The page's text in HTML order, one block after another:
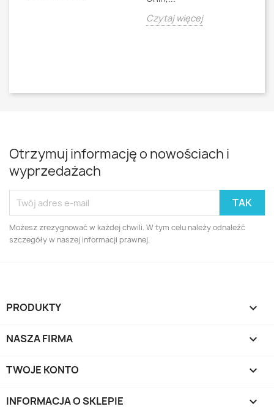
Czytaj więcej
Otrzymuj informację o nowościach i
wyprzedażach
Możesz zrezygnować w każdej chwili. W tym celu należy odnaleźć
szczegóły w naszej informacji prawnej.
PRODUKTY 
NASZA FIRMA 
TWOJE KONTO 
INFORMACJA O SKLEPIE keyboard_arrow_down